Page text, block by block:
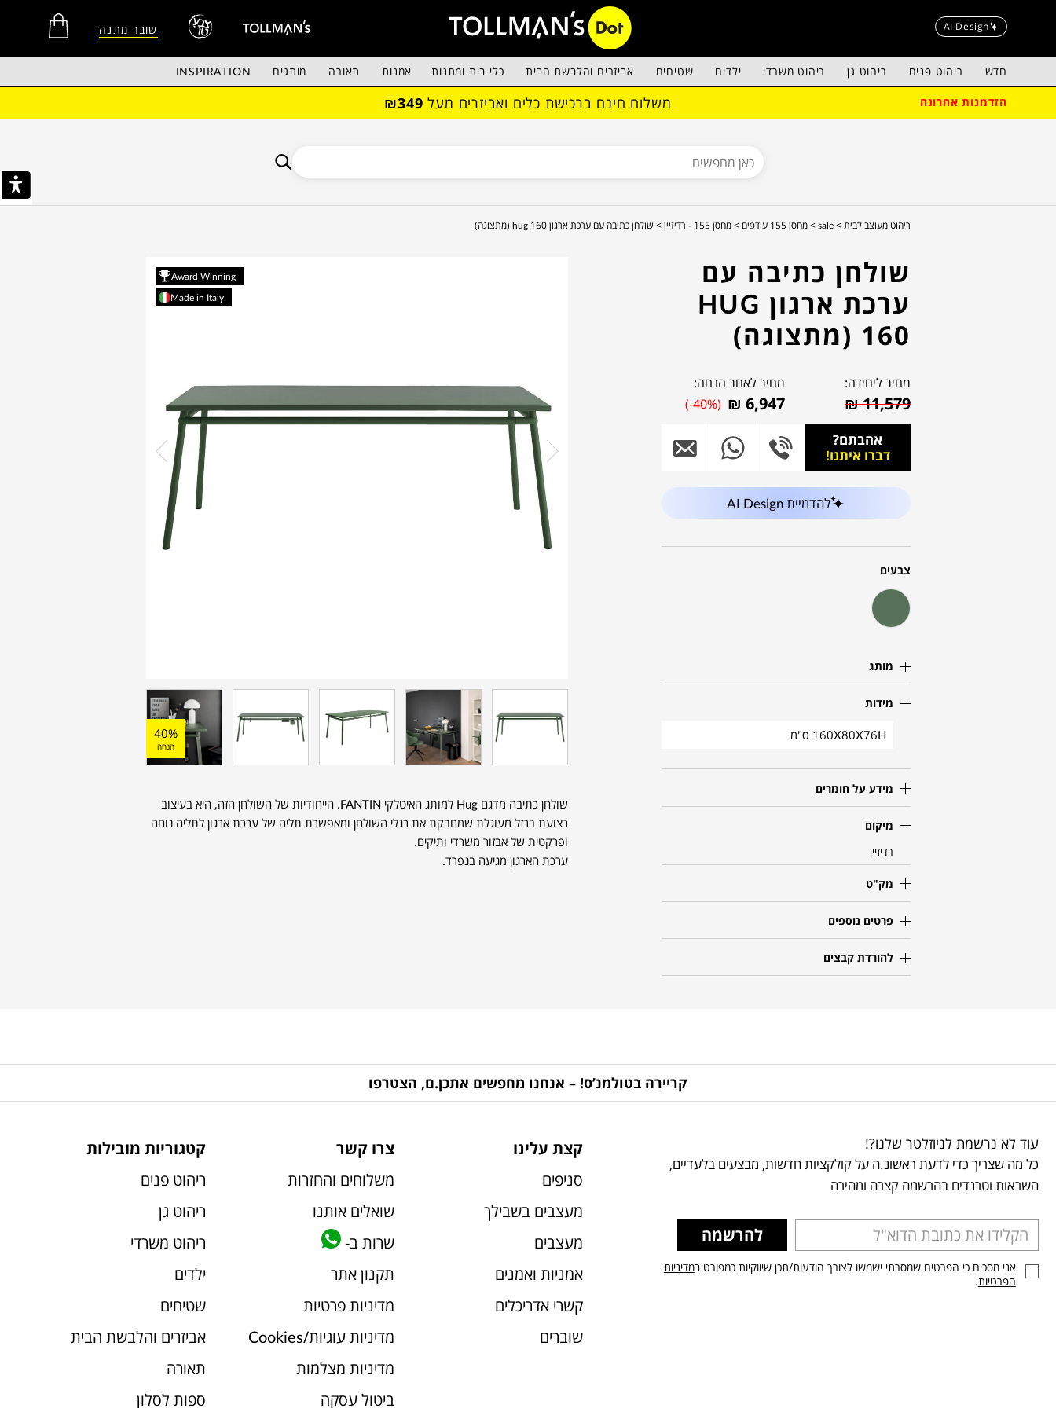
AI Design שובר מתנה
חדש ריהוט פנים ריהוט גן ריהוט משרדי ילדים שטיחים אביזרים והלבשת הבית כלי בית ומתנות אמנות תאורה מותגים INSPIRATION
הזדמנות אחרונה משלוח חינם ברכישת כלים ואביזרים מעל ₪349
ריהוט מעוצב לבית > sale > מחסן 155 עודפים > מחסן 155 - רדיזיין > שולחן כתיבה עם ערכת ארגון hug 160 (מתצוגה)
שולחן כתיבה עם
ערכת ארגון HUG
160 (מתצוגה)
מחיר ליחידה:
₪11,579
מחיר לאחר הנחה:
₪ 6,947
(-40%)
אהבתם?
דברו איתנו!
להדמיית AI Design
צבעים
מותג
מידות
160X80X76H ס"מ
מידע על חומרים
מיקום
רדיזיין
מק"ט
פרטים נוספים
להורדת קבצים
Award Winning
Made in Italy
40%
הנחה
שולחן כתיבה מדגם Hug למותג האיטלקי FANTIN. הייחודיות של השולחן הזה, היא בעיצוב
רצועת ברזל מעוגלת שמחבקת את רגלי השולחן ומאפשרת תליה של ערכת ארגון לתליה נוחה
ופרקטית של אבזור משרדי ותיקים.
ערכת הארגון מגיעה בנפרד.
קריירה בטולמנ’ס! – אנחנו מחפשים אתכן.ם, הצטרפו
עוד לא נרשמת לניוזלטר שלנו?!
כל מה שצריך כדי לדעת ראשונ.ה על קולקציות חדשות, מבצעים בלעדיים,
השראות וטרנדים בהרשמה קצרה ומהירה
להרשמה
אני מסכים כי הפרטים שמסרתי ישמשו לצורך הודעות/תכן שיווקיות כמפורט במדיניות
הפרטיות.
קצת עלינו
סניפים
מעצבים בשבילך
מעצבים
אמניות ואמנים
קשרי אדריכלים
שוברים
צרו קשר
משלוחים והחזרות
שואלים אותנו
שרות ב-
תקנון אתר
מדיניות פרטיות
מדיניות עוגיות/Cookies
מדיניות מצלמות
ביטול עסקה
קטגוריות מובילות
ריהוט פנים
ריהוט גן
ריהוט משרדי
ילדים
שטיחים
אביזרים והלבשת הבית
תאורה
ספות לסלון